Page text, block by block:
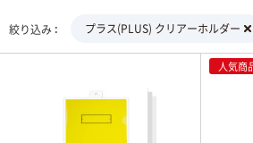
絞り込み プラス(PLUS) クリアーホルダー
人気商